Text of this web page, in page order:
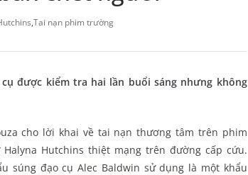
,Tai nạn phim trường
được kiểm tra hai lần buổi sáng nhưng không
cho lời khai về tai nạn thương tâm trên phim
Hutchins thiệt mạng trên đường cấp cứu.
súng đạo cụ Alec Baldwin sử dụng là một khẩu